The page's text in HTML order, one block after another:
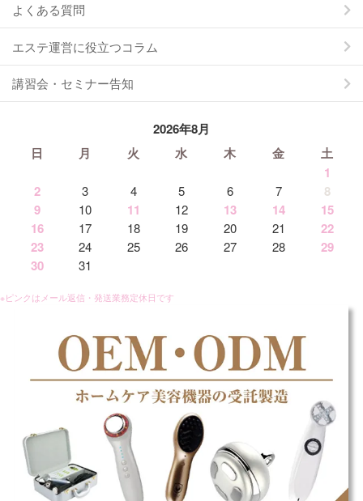
よくある質問
エステ運営に役立つコラム
講習会・セミナー告知
2026年8月
日
月 火 水 木 金
土
1
2
3 4 5 6 7
8
9
10 11 12 13 14
15
16
17 18 19 20 21
22
23
24 25 26 27 28
29
30
31